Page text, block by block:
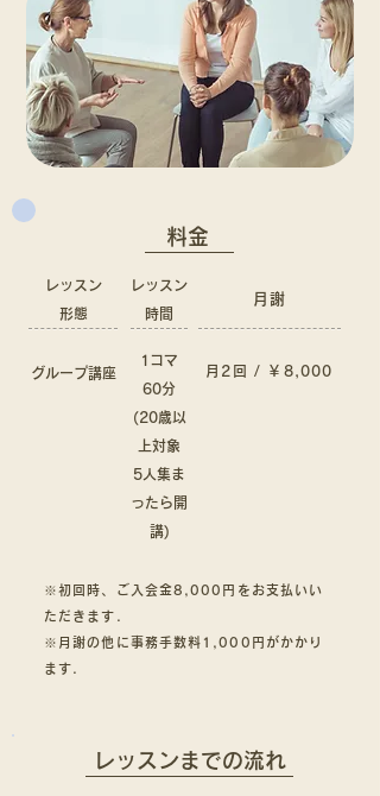
料金
レッスン
形態
レッスン
時間
月謝
​グループ講座
1コマ
60分
(20歳以
上対象
5人集ま
ったら開
講)
月2回 / ￥8 ,000
※初回時、ご入会金8,000円をお支払いい
ただきます.
※月謝の他に事務手数料1,000円がかかり
ます.
​レッスンまでの流れ